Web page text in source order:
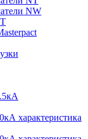
NW
характеристика